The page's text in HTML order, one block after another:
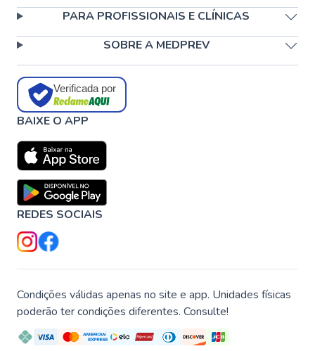
PARA PROFISSIONAIS E CLÍNICAS
SOBRE A MEDPREV
Verificada por
BAIXE O APP
REDES SOCIAIS
Condições válidas apenas no site e app. Unidades físicas
poderão ter condições diferentes. Consulte!